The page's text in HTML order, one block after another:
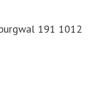
191 1012